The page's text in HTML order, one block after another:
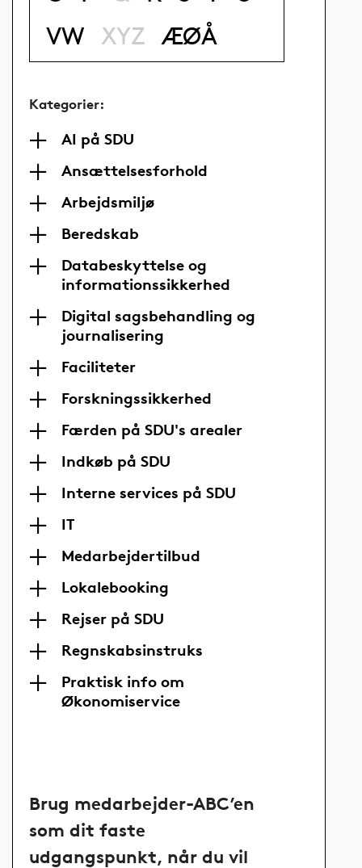
VW
XYZ ÆØÅ
Kategorier:
AI på SDU
Ansættelsesforhold
Arbejdsmiljø
Beredskab
Databeskyttelse og
informationssikkerhed
Digital sagsbehandling og
journalisering
Faciliteter
Forskningssikkerhed
Færden på SDU's arealer
Indkøb på SDU
Interne services på SDU
IT
Medarbejdertilbud
Lokalebooking
Rejser på SDU
Regnskabsinstruks
Praktisk info om
Økonomiservice
Brug medarbejder-ABC’en
som dit faste
udgangspunkt, når du vil